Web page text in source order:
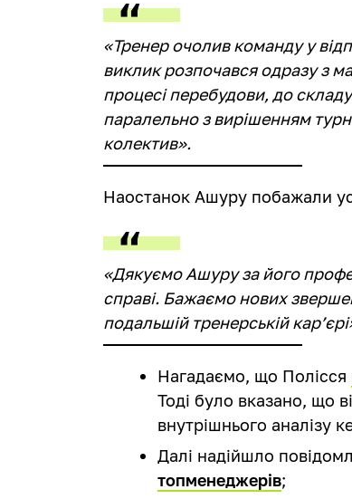
«Тренер очолив команду у
виклик розпочався одразу з
процесі перебудови, до
паралельно з вирішенням
колектив».
Наостанок Ашуру побажали
«Дякуємо Ашуру за його
справі. Бажаємо нових
подальшій тренерській
Нагадаємо, що Полісся
Тоді було вказано, що
внутрішнього аналізу
Далі надійшло
топменеджерів;